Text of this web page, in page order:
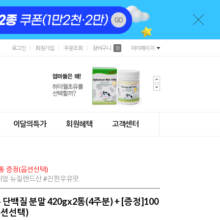
로그인 회원가입 주문조회 장바구니 0 마이페이지
이달의특가 회원혜택 고객센터
증정(옵션선택)
뉴질랜드산 #진한우유맛
단백질 분말 420gx2통(4주분) + [증정]100
선택)